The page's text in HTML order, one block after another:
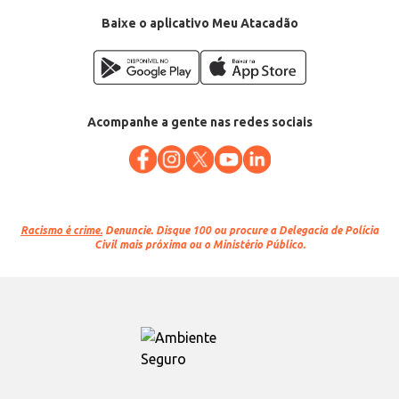
Baixe o aplicativo Meu Atacadão
Acompanhe a gente nas redes sociais
Racismo é crime. Denuncie. Disque 100 ou procure a Delegacia de Polícia
Civil mais próxima ou o Ministério Público.